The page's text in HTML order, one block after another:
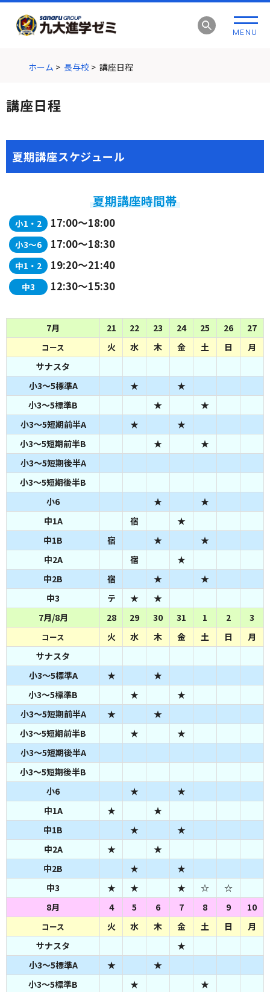
ゲ
シ
ー
ョ
MENU
ホーム > 長与校> 講座日程
講座日程
夏期講座スケジュール
夏期講座時間帯
小1・2 17:00～18:00
小3～6 17:00～18:30
中1・2 19:20～21:40
中3 12:30～15:30
7月 21 22 23 24 25 26 27
コース 火 水 木 金 土 日
月
サナスタ
小3～5標準A
★
★
小3～5標準B
★
★
小3～5短期前半A
★
★
小3～5短期前半B
★
★
小3～5短期後半A
小3～5短期後半B
小6
★
★
中1A
宿
★
中1B
宿 ★
★
中2A
宿
★
中2B
宿 ★
★
中3
テ ★
★
7月/8月
28 29 30 31 1 2 3
コース 火 水 木 金 土 日
月
サナスタ
小3～5標準A
★
★
小3～5標準B
★
★
小3～5短期前半A
★
★
小3～5短期前半B
★
★
小3～5短期後半A
小3～5短期後半B
小6
★
★
中1A
★
★
中1B
★
★
中2A
★
★
中2B
★
★
中3
★ ★ ★ ☆
☆
8月
4 5 6 7 8 9 10
コース 火 水 木 金 土 日
月
サナスタ
★
小3～5標準A
★
★
小3～5標準B
★
★